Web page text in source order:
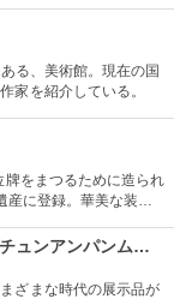
時間を取り入れてみる
る、美術館。現在の国
家を紹介している。
をまつるために造られ
に登録。華美な装飾
珍しいものです。 国立中央博物館（クンニプチュンアンパンムルグァン）
ざまな時代の展示品が